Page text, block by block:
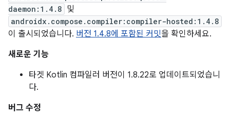
daemon:1.4.8 및
androidx.compose.compiler:compiler-hosted:1.4.8
이 출시되었습니다. 버전 1.4.8에 포함된 커밋을 확인하세요.
새로운 기능
타겟 Kotlin 컴파일러 버전이 1.8.22로 업데이트되었습니
다.
버그 수정